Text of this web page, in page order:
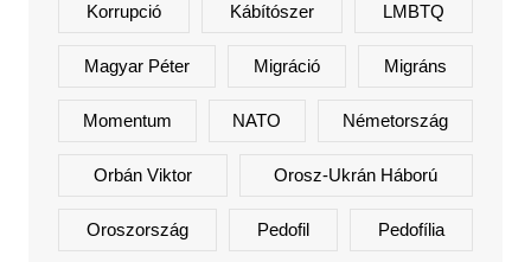
Korrupció Kábítószer LMBTQ
Magyar Péter Migráció Migráns
Momentum NATO Németország
Orbán Viktor Orosz-Ukrán Háború
Oroszország Pedofil Pedofília